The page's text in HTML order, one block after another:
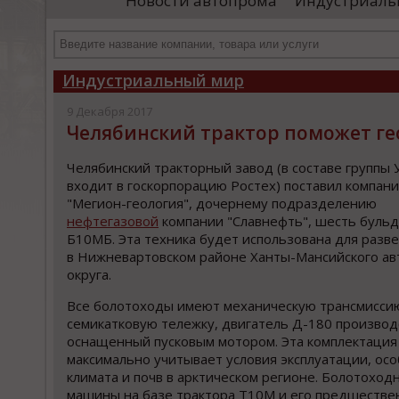
департамента продаж и контрактации
Индустриальный мир
9 Декабря 2017
Челябинский трактор поможет
Челябинский тракторный завод (в составе группы
входит в госкорпорацию Ростех) поставил
"Мегион-геология", дочернему подразделению
нефтегазовой компании "Славнефть", шесть
Б10МБ. Эта техника будет использована для
в Нижневартовском районе Ханты-Мансийского
округа.
Все болотоходы имеют механическую
семикатковую тележку, двигатель Д-180
оснащенный пусковым мотором. Эта комплектация
максимально учитывает условия эксплуатации,
климата и почв в арктическом регионе.
машины на базе трактора Т10М и его